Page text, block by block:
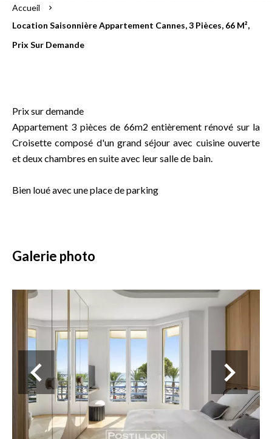
Accueil
Location Saisonnière Appartement Cannes, 3 Pièces, 66 M²,
Prix Sur Demande
Prix sur demande
Appartement 3 pièces de 66m2 entièrement rénové sur la
Croisette composé d'un grand séjour avec cuisine ouverte
et deux chambres en suite avec leur salle de bain.
Bien loué avec une place de parking
Galerie photo